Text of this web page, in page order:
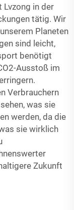
Lvzong in der
tätig. Wir
Planeten
sind leicht,
benötigt
Ausstoß im
Verbrauchern
was sie
werden, da die
sie wirklich
Zukunft